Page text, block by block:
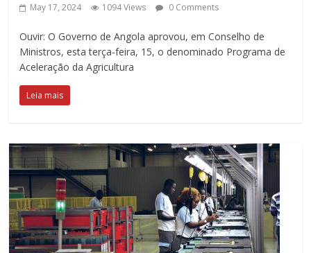
May 17, 2024 1094 Views 0 Comments
Ouvir: O Governo de Angola aprovou, em Conselho de
Ministros, esta terça-feira, 15, o denominado Programa de
Aceleração da Agricultura
Leia mais